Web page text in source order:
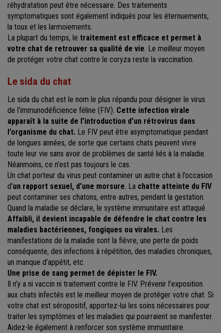
réhydratation peut être nécessaire. Des traitements
symptomatiques sont également indiqués pour les éternuements,
la toux et les larmoiements.
La plupart du temps, le traitement est efficace et permet à
votre chat de retrouver sa qualité de vie. Le meilleur moyen
de protéger votre chat contre le coryza reste la vaccination.
Le sida du chat
Le sida du chat est le nom le plus répandu pour désigner le virus
de l’immunodéficience féline (FIV). Cette infection virale
apparaît à la suite de l’introduction d’un rétrovirus dans
l’organisme du chat. Le FIV peut être asymptomatique pendant
de longues années, de sorte que certains chats peuvent vivre
toute leur vie sans avoir de problèmes de santé liés à la maladie.
Néanmoins, ce n’est pas toujours le cas.
Un chat porteur du virus peut contaminer un autre chat à l’occasion
d’un rapport sexuel, d’une morsure. La chatte atteinte du FIV
peut contaminer ses chatons, entre autres, pendant la gestation.
Quand la maladie se déclare, le système immunitaire est attaqué.
Affaibli, il devient incapable de défendre le chat contre les
maladies bactériennes, fongiques ou virales. Les
manifestations de la maladie sont la fièvre, une perte de poids
conséquente, des infections à répétition, des maladies chroniques,
un manque d’appétit, etc.
Une prise de sang permet de dépister le FIV.
Il n’y a ni vaccin ni traitement contre le FIV. Prévenir l’exposition
aux chats infectés est le meilleur moyen de protéger votre chat. Si
votre chat est séropositif, apportez-lui les soins nécessaires pour
traiter les symptômes et les maladies qui pourraient se manifester.
Aidez-le également à renforcer son système immunitaire.